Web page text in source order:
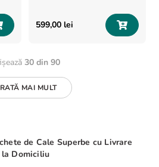
599,00 lei
30 din 90
MAI MULT
de Cale Superbe cu Livrare
la Domiciliu